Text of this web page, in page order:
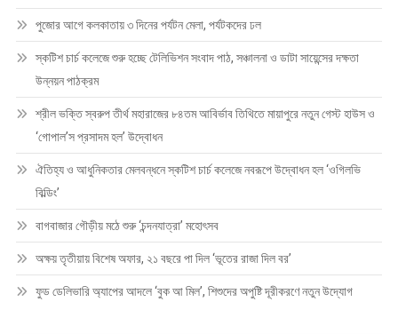
পুজোর আগে কলকাতায় ৩ দিনের পর্যটন মেলা, পর্যটকদের ঢল
স্কটিশ চার্চ কলেজে শুরু হচ্ছে টেলিভিশন সংবাদ পাঠ, সঞ্চালনা ও ডাটা সায়েন্সের দক্ষতা
উন্নয়ন পাঠক্রম
শ্রীল ভক্তি স্বরুপ তীর্থ মহারাজের ৮৪তম আবির্ভাব তিথিতে মায়াপুরে নতুন গেস্ট হাউস ও
‘গোপাল’স প্রসাদম হল’ উদ্বোধন
ঐতিহ্য ও আধুনিকতার মেলবন্ধনে স্কটিশ চার্চ কলেজে নবরূপে উদ্বোধন হল ‘ওগিলভি
বিল্ডিং’
বাগবাজার গৌড়ীয় মঠে শুরু ‘চন্দনযাত্রা’ মহোৎসব
অক্ষয় তৃতীয়ায় বিশেষ অফার, ২১ বছরে পা দিল ‘ভূতের রাজা দিল বর’
ফুড ডেলিভারি অ্যাপের আদলে ‘বুক আ মিল’, শিশুদের অপুষ্টি দূরীকরণে নতুন উদ্যোগ